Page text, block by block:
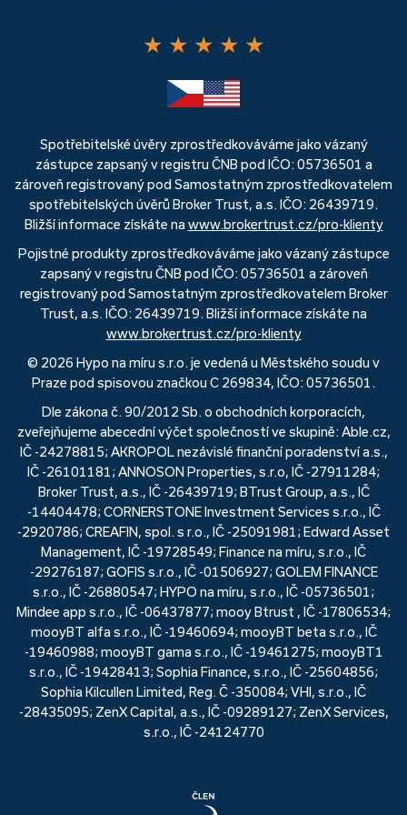
★ ★ ★ ★ ★
Spotřebitelské úvěry zprostředkováváme jako vázaný
zástupce zapsaný v registru ČNB pod IČO: 05736501 a
zároveň registrovaný pod Samostatným zprostředkovatelem
spotřebitelských úvěrů Broker Trust, a.s. IČO: 26439719.
Bližší informace získáte na www.brokertrust.cz/pro-klienty
Pojistné produkty zprostředkováváme jako vázaný zástupce
zapsaný v registru ČNB pod IČO: 05736501 a zároveň
registrovaný pod Samostatným zprostředkovatelem Broker
Trust, a.s. IČO: 26439719. Bližší informace získáte na
www.brokertrust.cz/pro-klienty
© 2026 Hypo na míru s.r.o. je vedená u Městského soudu v
Praze pod spisovou značkou C 269834, IČO: 05736501.
Dle zákona č. 90/2012 Sb. o obchodních korporacích,
zveřejňujeme abecední výčet společností ve skupině: Able.cz,
IČ -24278815; AKROPOL nezávislé finanční poradenství a.s.,
IČ -26101181; ANNOSON Properties, s.r.o, IČ -27911284;
Broker Trust, a.s., IČ -26439719; BTrust Group, a.s., IČ
-14404478; CORNERSTONE Investment Services s.r.o., IČ
-2920786; CREAFIN, spol. s r.o., IČ -25091981; Edward Asset
Management, IČ -19728549; Finance na míru, s.r.o., IČ
-29276187; GOFIS s.r.o., IČ -01506927; GOLEM FINANCE
s.r.o., IČ -26880547; HYPO na míru, s.r.o., IČ -05736501;
Mindee app s.r.o., IČ -06437877; mooy Btrust , IČ -17806534;
mooyBT alfa s.r.o., IČ -19460694; mooyBT beta s.r.o., IČ
-19460988; mooyBT gama s.r.o., IČ -19461275; mooyBT1
s.r.o., IČ -19428413; Sophia Finance, s.r.o., IČ -25604856;
Sophia Kilcullen Limited, Reg. Č -350084; VHI, s.r.o., IČ
-28435095; ZenX Capital, a.s., IČ -09289127; ZenX Services,
s.r.o., IČ -24124770